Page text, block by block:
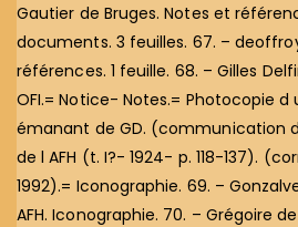
Gautier de Bruges. Notes et
documents. 3 feuilles. 67. –
références. 1 feuille. 68. – Gilles
OFI.= Notice- Notes.= Photocopie
émanant de GD. (communication
de l AFH (t. I?- 1924- p. 118-137).
1992).= Iconographie. 69. –
AFH. Iconographie. 70. – Grégoire